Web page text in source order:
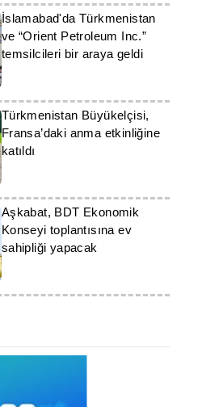
İslamabad'da Türkmenistan
ve “Orient Petroleum Inc.”
temsilcileri bir araya geldi
Türkmenistan Büyükelçisi,
Fransa’daki anma etkinliğine
katıldı
Aşkabat, BDT Ekonomik
Konseyi toplantısına ev
sahipliği yapacak